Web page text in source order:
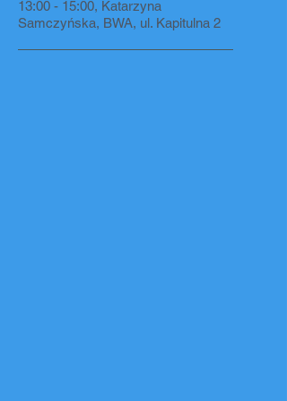
13:00 - 15:00, Katarzyna
Samczyńska, BWA, ul. Kapitulna 2